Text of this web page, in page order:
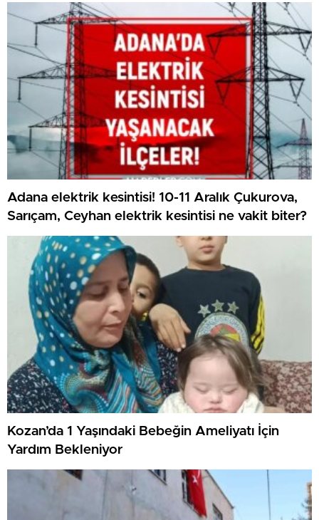
Adana elektrik kesintisi! 10-11 Aralık Çukurova,
Sarıçam, Ceyhan elektrik kesintisi ne vakit biter?
Kozan’da 1 Yaşındaki Bebeğin Ameliyatı İçin
Yardım Bekleniyor